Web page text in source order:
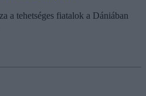
a tehetséges fiatalok a Dániában